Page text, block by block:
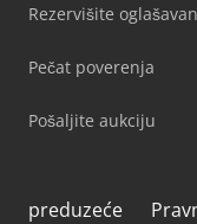
Rezervišite
Pečat poverenja
Pošaljite aukciju
preduzeće